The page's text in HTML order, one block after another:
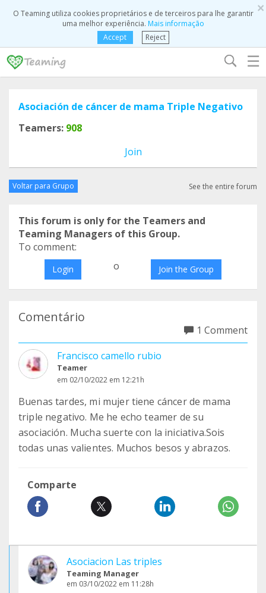
×
O Teaming utiliza cookies proprietários e de terceiros para lhe garantir
uma melhor experiência. Mais informação
Accept
Reject
☰
Asociación de cáncer de mama Triple Negativo
Teamers: 908
Join
Voltar para Grupo See the entire forum
This forum is only for the Teamers and
Teaming Managers of this Group.
To comment:
Login o Join the Group
Comentário
1 Comment
Francisco camello rubio
Teamer
em 02/10/2022 em 12:21h
Buenas tardes, mi mujer tiene cáncer de mama
triple negativo. Me he echo teamer de su
asociación. Mucha suerte con la iniciativa.Sois
todas unas valientes. Muchos besos y abrazos.
Comparte
Asociacion Las triples
Teaming Manager
em 03/10/2022 em 11:28h